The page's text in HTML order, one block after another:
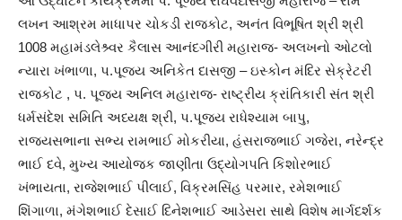
લખન આશ્રમ માધાપર ચોકડી રાજકોટ, અનંત વિભૂષિત શ્રી શ્રી
1008 મહામંડલેશ્ર્વર કૈલાસ આનંદગીરી મહારાજ- અલખનો ઓટલો
ન્યારા ખંભાળા, પ.પૂજ્ય અનિકેત દાસજી – ઇસ્કોન મંદિર સેક્રેટરી
રાજકોટ , પ. પૂજ્ય અનિલ મહારાજ- રાષ્ટ્રીય ક્રાંતિકારી સંત શ્રી
ધર્મસંદેશ સમિતિ અધ્યક્ષ શ્રી, પ.પૂજ્ય રાધેશ્યામ બાપુ,
રાજ્યસભાના સભ્ય રામભાઈ મોકરીયા, હંસરાજભાઈ ગજેરા, નરેન્દ્ર
ભાઈ દવે, મુખ્ય આયોજક જાણીતા ઉદ્યોગપતિ કિશોરભાઈ
ખંભાયતા, રાજેશભાઈ પીલાઈ, વિક્રમસિંહ પરમાર, રમેશભાઈ
શિંગાળા, મંગેશભાઈ દેસાઈ દિનેશભાઈ આડેસરા સાથે વિશેષ માર્ગદર્શક